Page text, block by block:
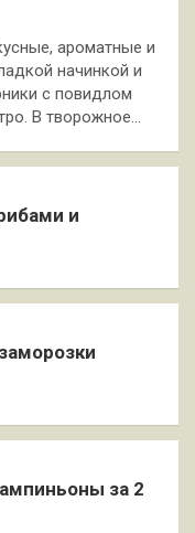
ароматные и
начинкой и
с повидлом
В творожное…
и
за 2